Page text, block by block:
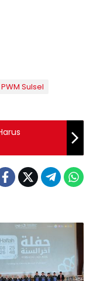
Sulsel